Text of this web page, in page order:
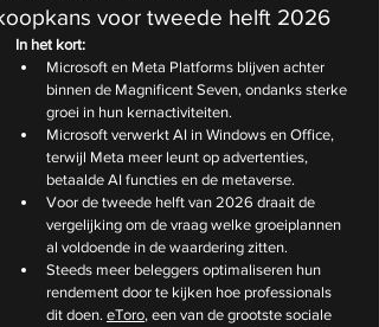
voor tweede helft 2026
In het kort:
Microsoft en Meta Platforms blijven achter
binnen de Magnificent Seven, ondanks sterke
groei in hun kernactiviteiten.
Microsoft verwerkt AI in Windows en Office,
terwijl Meta meer leunt op advertenties,
betaalde AI functies en de metaverse.
Voor de tweede helft van 2026 draait de
vergelijking om de vraag welke groeiplannen
al voldoende in de waardering zitten.
Steeds meer beleggers optimaliseren hun
rendement door te kijken hoe professionals
dit doen. eToro, een van de grootste sociale